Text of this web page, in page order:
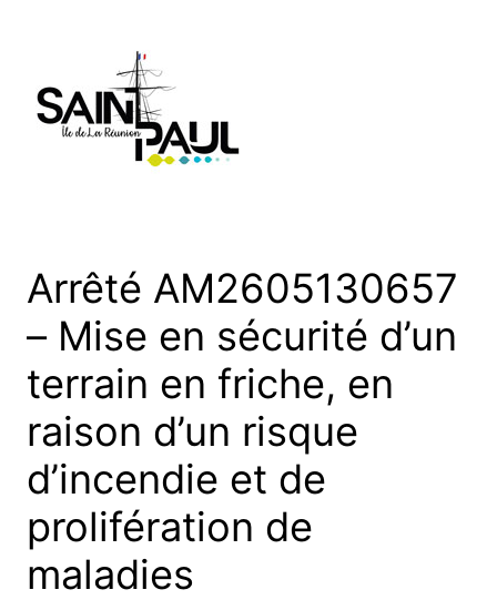
Arrêté AM2605130657
– Mise en sécurité d’un
terrain en friche, en
raison d’un risque
d’incendie et de
prolifération de
maladies